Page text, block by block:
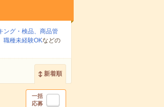
ング・検品、商品管
職種未経験OKなどの
新着順
一括
応募